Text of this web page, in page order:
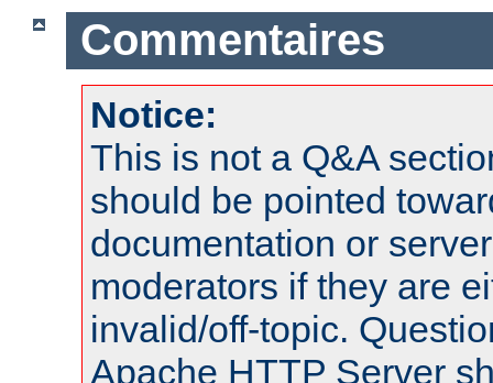
Commentaires
Notice:
This is not a Q&A
should be pointed
documentation or
moderators if they are
invalid/off-topic.
Apache HTTP Server